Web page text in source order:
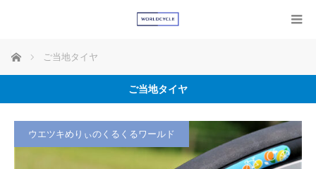
ホーム ご当地タイヤ
ご当地タイヤ
ウエツキめりぃのくるくるワールド